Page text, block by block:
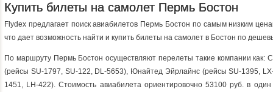
Купить билеты на самолет Пермь Бостон
Flydex предлагает поиск авиабилетов Пермь Бостон по самым низким
что дает возможность найти и купить билеты на самолет в Бостон по
По маршруту Пермь Бостон осуществляют перелеты такие компании как:
(рейсы SU-1797, SU-122, DL-5653), Юнайтед Эйрлайнс (рейсы SU-1395,
1451, LH-422). Стоимость авиабилета ориентировочно 53100 руб. в